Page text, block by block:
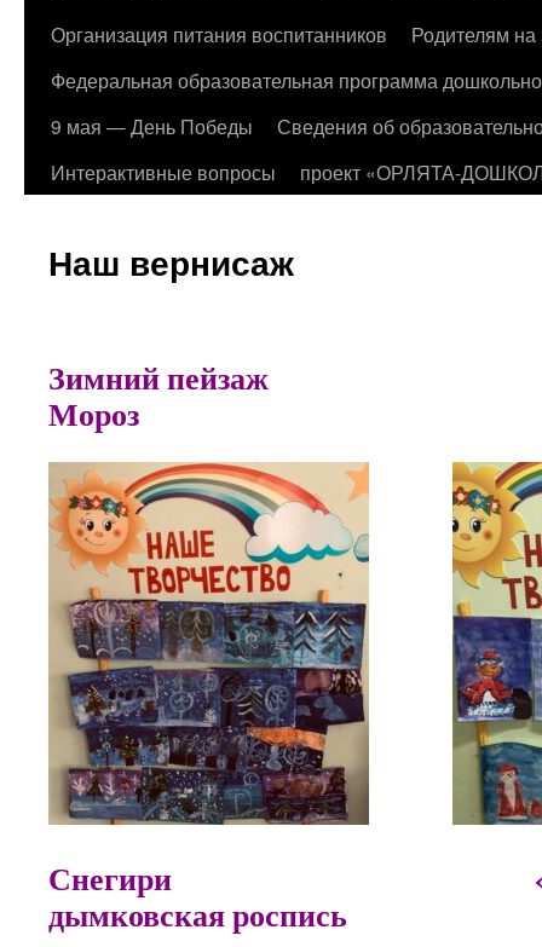
Организация питания воспитанников
Родителям на
Федеральная образовательная программа
9 мая — День Победы
Сведения об
Интерактивные вопросы
проект «ОРЛЯТА-
Наш вернисаж
Зимний
Мороз
Снегири
дымковская роспись